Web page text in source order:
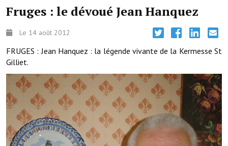
Découvrez Fressin
Urbanisme
Horaires de la mairie
Les foulées fressinoises
ACCÈS RAPIDE
Fruges : le dévoué Jean Hanquez
Le 14 août 2012
FRUGES : Jean Hanquez : la légende vivante de la Kermesse St
Gilliet.